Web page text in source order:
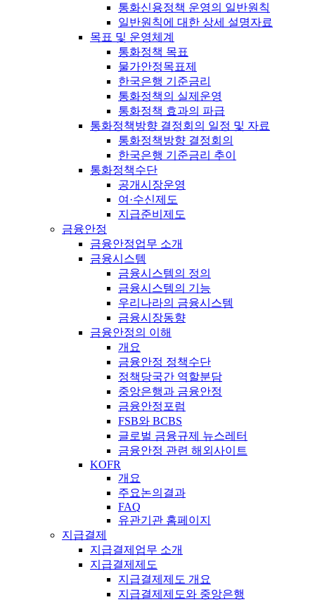
통화신용정책 운영의 일반원칙
일반원칙에 대한 상세 설명자료
목표 및 운영체계
통화정책 목표
물가안정목표제
한국은행 기준금리
통화정책의 실제운영
통화정책 효과의 파급
통화정책방향 결정회의 일정 및 자료
통화정책방향 결정회의
한국은행 기준금리 추이
통화정책수단
공개시장운영
여·수신제도
지급준비제도
금융안정
금융안정업무 소개
금융시스템
금융시스템의 정의
금융시스템의 기능
우리나라의 금융시스템
금융시장동향
금융안정의 이해
개요
금융안정 정책수단
정책당국간 역할분담
중앙은행과 금융안정
금융안정포럼
FSB와 BCBS
글로벌 금융규제 뉴스레터
금융안정 관련 해외사이트
KOFR
개요
주요논의결과
FAQ
유관기관 홈페이지
지급결제
지급결제업무 소개
지급결제제도
지급결제제도 개요
지급결제제도와 중앙은행